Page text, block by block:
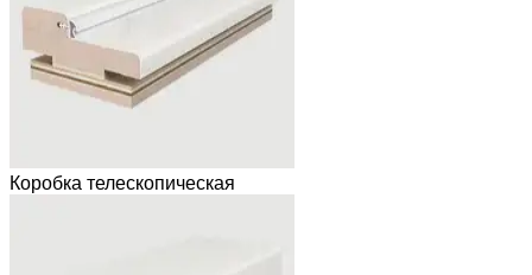
Коробка телескопическая